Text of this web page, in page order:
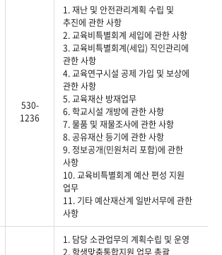
530-
1236
1. 재난 및 안전관리계획 수립 및
추진에 관한 사항
2. 교육비특별회계 세입에 관한 사항
3. 교육비특별회계(세입) 직인관리에
관한 사항
4. 교육연구시설 공제 가입 및 보상에
관한 사항
5. 교육재산 방재업무
6. 학교시설 개방에 관한 사항
7. 물품 및 재물조사에 관한 사항
8. 공유재산 등기에 관한 사항
9. 정보공개(민원처리 포함)에 관한
사항
10. 교육비특별회계 예산 편성 지원
업무
11. 기타 예산재산계 일반서무에 관한
사항
1. 담당 소관업무의 계획수립 및 운영
2. 학생맞춤통합지원 업무 총괄